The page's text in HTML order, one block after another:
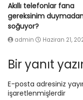
Akıllı telefonlar fana
gereksinim duymadan
soğuyor?
admin Haziran 21,
Bir yanıt
E-posta adresiniz
işaretlenmişlerdir